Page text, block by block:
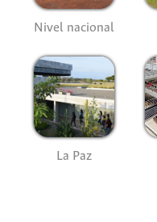
Nivel nacional
La Paz